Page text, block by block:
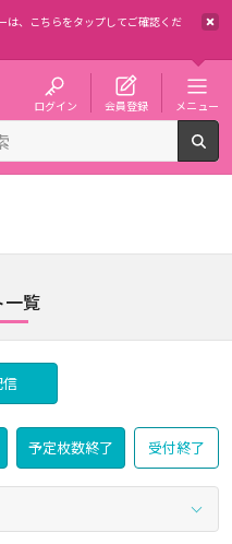
、
こちらをタップしてご確認くだ
ログイン 会員登録 メニュー
一覧
信
予定枚数終了 受付終了